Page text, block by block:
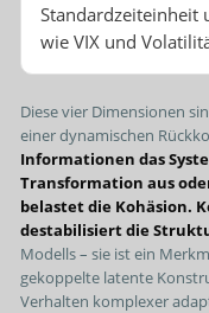
Standardzeiteinheit
wie VIX und
Diese vier Dimensionen
einer dynamischen
Informationen das
Transformation aus
belastet die Kohäsion.
destabilisiert die
Modells – sie ist ein
gekoppelte latente
Verhalten komplexer